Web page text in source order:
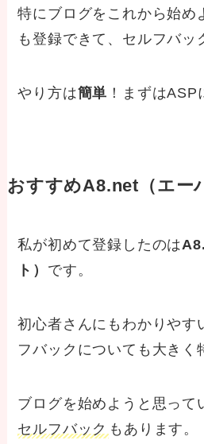
特にブログをこれから始め
も登録できて、セルフバッ
やり方は簡単 ！まずはASP
おすすめA8.net（エー
私が初めて登録したのは
ト） です。
初心者さんにもわかりやす
フバックについても大きく
ブログを始めようと思って
セルフバック もあります。